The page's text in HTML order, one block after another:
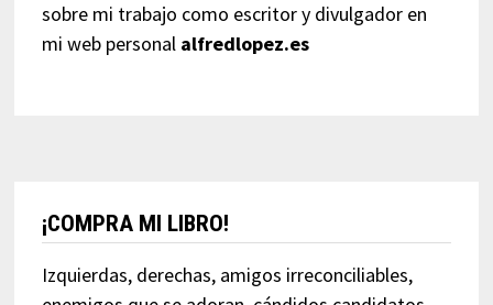
sobre mi trabajo como escritor y divulgador en
mi web personal alfredlopez.es
¡COMPRA MI LIBRO!
Izquierdas, derechas, amigos irreconciliables,